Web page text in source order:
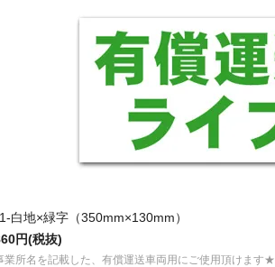
白地×緑字（350mm×130mm）
円(税抜)
所名を記載した、有償運送車両用にご使用頂けます★